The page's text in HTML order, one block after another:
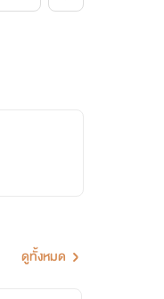
ดูทั้งหมด